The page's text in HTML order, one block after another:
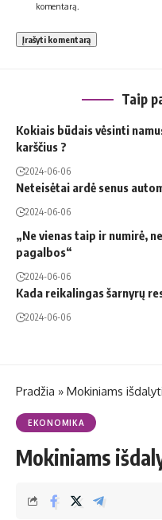
komentarą.
Taip
Kokiais būdais vėsinti
karščius ?
2024-06-06
Neteisėtai ardė senus
2024-06-06
„Ne vienas taip ir numirė,
pagalbos“
2024-06-06
Kada reikalingas šarnyrų
2024-06-06
Pradžia » Mokiniams
EKONOMIKA
Mokiniams